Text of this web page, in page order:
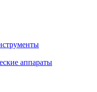
аппараты